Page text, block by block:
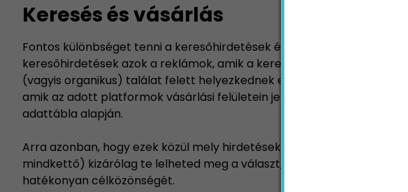
Keresés és vásárlás
Fontos különbséget tenni a keresőhirdetések és a vásárlás (vagy
keresőhirdetések azok a reklámok, amik a keresőmotorok találati
(vagyis organikus) találat felett helyezkednek el. A shopping
amik az adott platformok vásárlási felületein jelenhetnek meg
adattábla alapján.
Arra azonban, hogy ezek közül mely hirdetéseket érdemes
mindkettő) kizárólag te lelheted meg a választ, elvégre minden cég
hatékonyan célközönségét.